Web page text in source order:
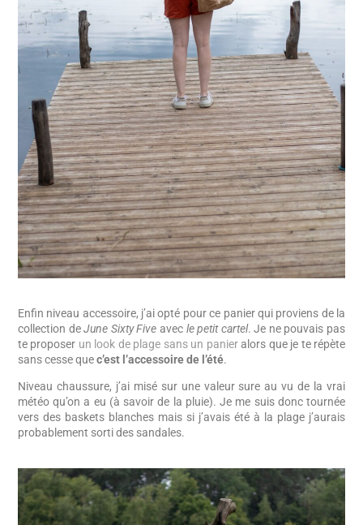
Enfin niveau accessoire, j’ai opté pour ce panier qui proviens de la
collection deJune Sixty Five avec le petit cartel. Je ne pouvais pas
te proposer un look de plage sans un panieralors que je te répète
sans cesse quec’est l’accessoire de l’été.
Niveau chaussure, j’ai misé sur une valeur sure au vu de la vrai
météo qu’on a eu (à savoir de la pluie). Je me suis donc tournée
vers des baskets blanches mais si j’avais été à la plage j’aurais
probablement sorti des sandales.